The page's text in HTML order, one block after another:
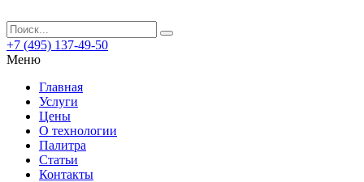
+7 (495) 137-49-50
Меню
Главная
Услуги
Цены
О технологии
Палитра
Статьи
Контакты